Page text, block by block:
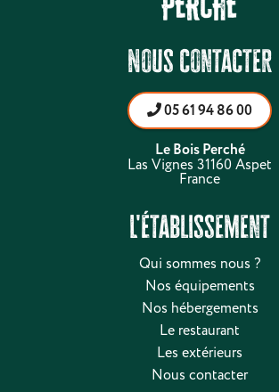
Nous contacter
05 61 94 86 00
Le Bois Perché
Las Vignes 31160 Aspet
France
L'établissement
Qui sommes nous ?
Nos équipements
Nos hébergements
Le restaurant
Les extérieurs
Nous contacter